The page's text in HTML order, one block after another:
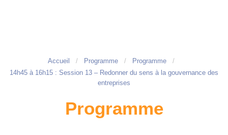
Accueil Programme
Programme
14h45 à 16h15 : Session 13 – Redonner du sens à la gouvernance des
entreprises
Programme